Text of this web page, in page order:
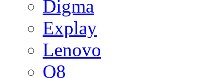
Digma
Explay
Lenovo
Q8